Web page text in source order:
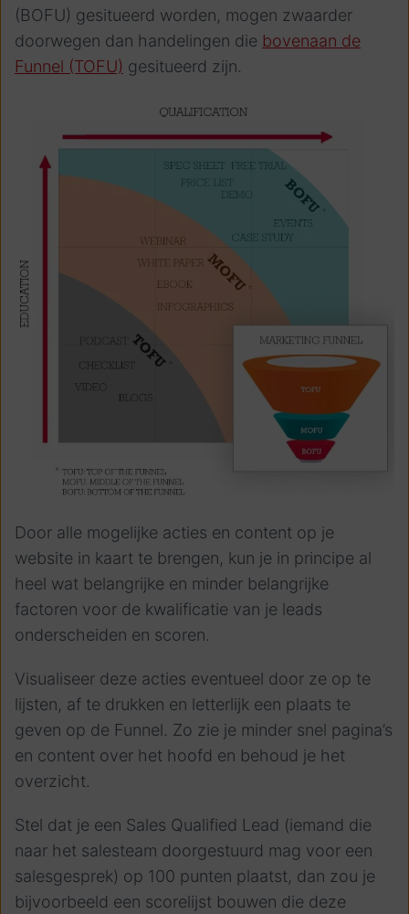
(BOFU) gesitueerd worden, mogen zwaarder
doorwegen dan handelingen die bovenaan de
Funnel (TOFU) gesitueerd zijn.
Door alle mogelijke acties en content op je
website in kaart te brengen, kun je in principe al
heel wat belangrijke en minder belangrijke
factoren voor de kwalificatie van je leads
onderscheiden en scoren.
Visualiseer deze acties eventueel door ze op te
lijsten, af te drukken en letterlijk een plaats te
geven op de Funnel. Zo zie je minder snel pagina’s
en content over het hoofd en behoud je het
overzicht.
Stel dat je een Sales Qualified Lead (iemand die
naar het salesteam doorgestuurd mag voor een
salesgesprek) op 100 punten plaatst, dan zou je
bijvoorbeeld een scorelijst bouwen die deze